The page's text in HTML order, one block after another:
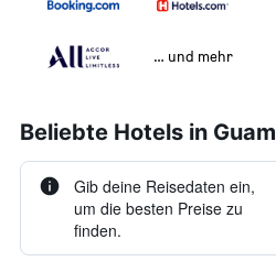
… und mehr
Beliebte Hotels in Guam
Gib deine Reisedaten ein,
um die besten Preise zu
finden.